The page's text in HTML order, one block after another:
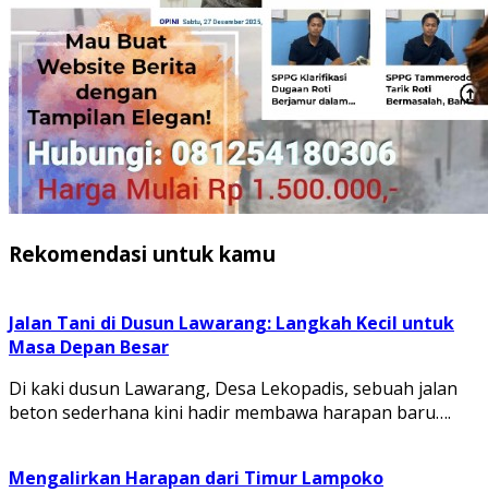
Rekomendasi untuk kamu
Jalan Tani di Dusun Lawarang: Langkah Kecil untuk
Masa Depan Besar
Di kaki dusun Lawarang, Desa Lekopadis, sebuah jalan
beton sederhana kini hadir membawa harapan baru….
Mengalirkan Harapan dari Timur Lampoko